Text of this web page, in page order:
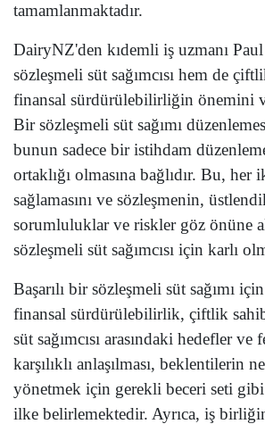
tamamlanmaktadır.
DairyNZ'den kıdemli iş uzmanı
sözleşmeli süt sağımcısı hem de
finansal sürdürülebilirliğin önemini
Bir sözleşmeli süt sağımı
bunun sadece bir istihdam
ortaklığı olmasına bağlıdır. Bu, her
sağlamasını ve sözleşmenin,
sorumluluklar ve riskler göz önüne
sözleşmeli süt sağımcısı için karlı
Başarılı bir sözleşmeli süt sağımı
finansal sürdürülebilirlik, çiftlik
süt sağımcısı arasındaki hedefler ve
karşılıklı anlaşılması, beklentilerin
yönetmek için gerekli beceri seti
ilke belirlemektedir. Ayrıca, iş